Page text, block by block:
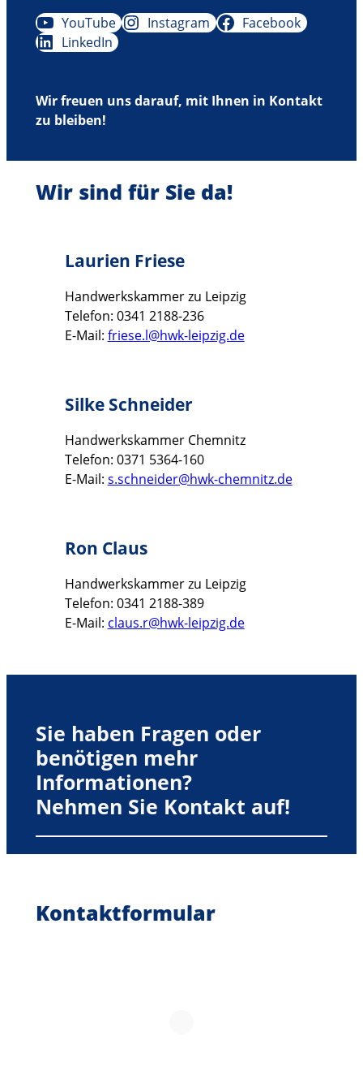
YouTube Instagram
Facebook
LinkedIn
Wir freuen uns darauf, mit Ihnen in Kontakt
zu bleiben!
Wir sind für Sie da!
Laurien Friese
Handwerkskammer zu Leipzig
Telefon: 0341 2188-236
E-Mail: friese.l@hwk-leipzig.de
Silke Schneider
Handwerkskammer Chemnitz
Telefon: 0371 5364-160
E-Mail: s.schneider@hwk-chemnitz.de
Ron Claus
Handwerkskammer zu Leipzig
Telefon: 0341 2188-389
E-Mail: claus.r@hwk-leipzig.de
Sie haben Fragen oder
benötigen mehr
Informationen?
Nehmen Sie Kontakt auf!
Kontaktformular